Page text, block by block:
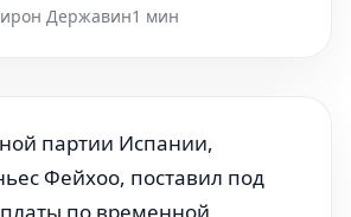
Державин1 мин
партии Испании,
Фейхоо, поставил под
по временной